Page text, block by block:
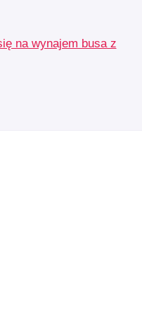
na wynajem busa z